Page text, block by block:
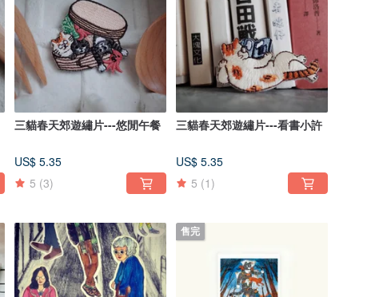
三貓春天郊遊繡片---悠閒午餐
US$ 5.35
5 (3)
三貓春天郊遊繡片---看書小許
US$ 5.35
5 (1)
售完